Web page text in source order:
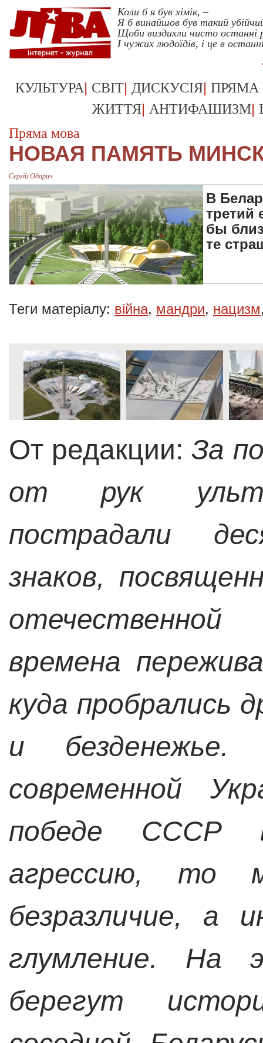
Коли б я був хімік, –
Я б винайшов був такий
Щоби виздихли чисто останні
І чужих людоїдів, і це в
КУЛЬТУРА| СВІТ| ДИСКУСІЯ| ПРЯМА
ЖИТТЯ| АНТИФАШИЗМ|
Пряма мова
НОВАЯ ПАМЯТЬ
Сергій Одарич
В
третий
бы
те
Теги матеріалу: війна, мандри, нацизм
От редакции: За
от рук
пострадали
знаков,
времена
куда пробрались
и
современной
победе СССР
агрессию, то
безразличие, а
глумление.
берегут